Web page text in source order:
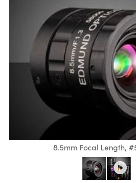
| 繞射光柵
| 光學組装
Components | SCHOTT 光學
| 紅外線光學產品
Sputtering) Coated Optics |
| 雷射光束整形
| 雷射分光鏡
| 雷射顯微鏡
Isolators | 晶體和隔離器
| 雷射偏光片
and Slides | 平臺和滑塊
| 光圈類
Objectives | 有限共軛物鏡
| 反射物鏡
Cameras
|顯微鏡照明
體視顯微鏡系統
| 顯微鏡濾光片
Lenses | 變焦鏡頭模組
| 實驗室和生產線
for Harsh Environments
and Advanced
| 影視製作和高級攝影
Accessories | 成像鏡頭配件
Cameras | IDS 相機
Labs Cameras™ | Lucid Vision 相
| Pixelink 相機
and Roughness Standards | 表面
Tools | 量測工具
Components | 主動光學元件
Accessories | UV固化設備
室套件
| 雷射防護
Processing
Tomography
and Detection
Production
| 清倉照明
Targets
and Detection
and Production | 清倉實驗室和
| 重新認證照明
Targets
and Detection
and Production | 重新認證實驗
8.5mm Focal Length,